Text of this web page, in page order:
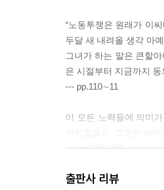
“노동투쟁은 원래가 이
두달 새 내려올 생각 아
그녀가 하는 말은 큰할
은 시절부터 지금까지
--- pp.110∼11
이 모든 노력들에 의미
--- pp.206∼207
“너 굴뚝 위에 혼자 있는
출판사 리뷰